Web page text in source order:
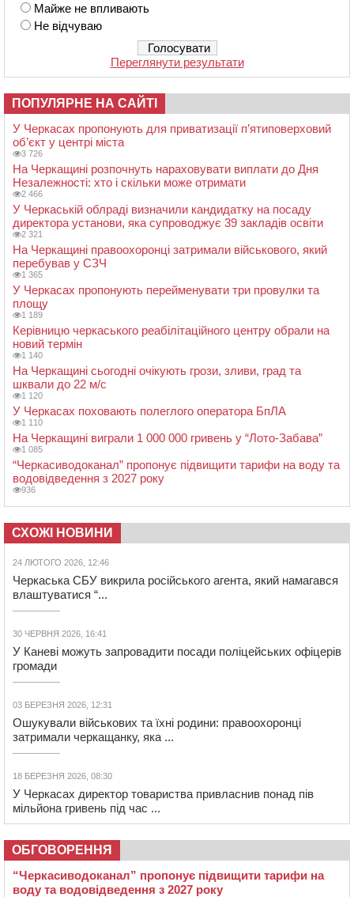
Майже не впливають
Не відчуваю
Переглянути результати
ПОПУЛЯРНЕ НА САЙТІ
У Черкасах пропонують для приватизації п’ятиповерховий
об’єкт у центрі міста
3 726
На Черкащині розпочнуть нараховувати виплати до Дня
Незалежності: хто і скільки може отримати
2 466
У Черкаській облраді визначили кандидатку на посаду
директора установи, яка супроводжує 39 закладів освіти
2 321
На Черкащині правоохоронці затримали військового, який
перебував у СЗЧ
1 365
У Черкасах пропонують перейменувати три провулки та
площу
1 189
Керівницю черкаського реабілітаційного центру обрали на
новий термін
1 140
На Черкащині сьогодні очікують грози, зливи, град та
шквали до 22 м/с
1 120
У Черкасах поховають полеглого оператора БпЛА
1 110
На Черкащині виграли 1 000 000 гривень у “Лото-Забава”
1 085
“Черкасиводоканал” пропонує підвищити тарифи на воду та
водовідведення з 2027 року
936
СХОЖІ НОВИНИ
24 ЛЮТОГО 2026, 12:46
Черкаська СБУ викрила російського агента, який намагався
влаштуватися “...
30 ЧЕРВНЯ 2026, 16:41
У Каневі можуть запровадити посади поліцейських офіцерів
громади
03 БЕРЕЗНЯ 2026, 12:31
Ошукували військових та їхні родини: правоохоронці
затримали черкащанку, яка ...
18 БЕРЕЗНЯ 2026, 08:30
У Черкасах директор товариства привласнив понад пів
мільйона гривень під час ...
ОБГОВОРЕННЯ
“Черкасиводоканал” пропонує підвищити тарифи на
воду та водовідведення з 2027 року